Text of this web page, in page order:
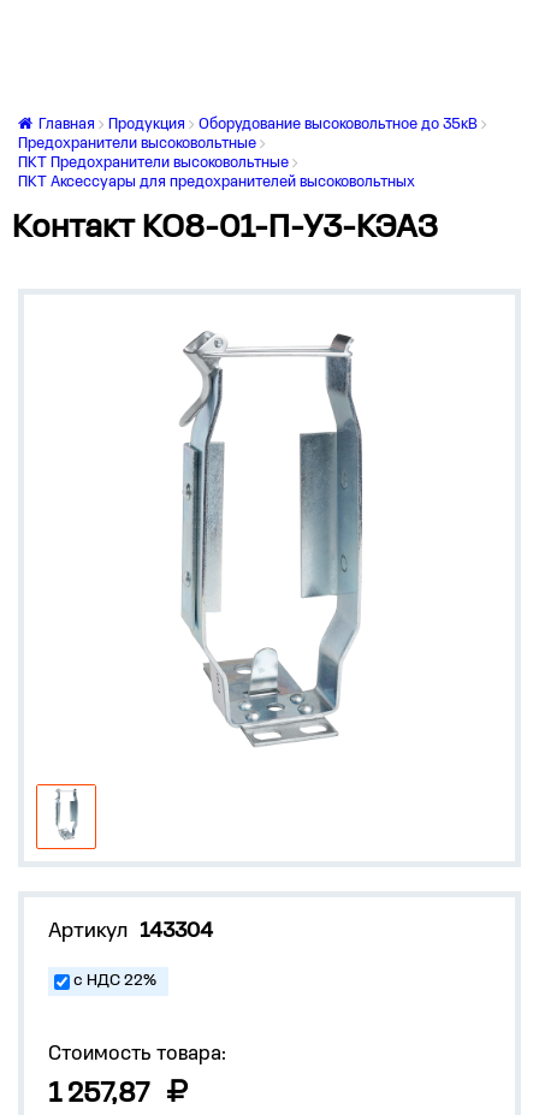
Главная Продукция
Оборудование высоковольтное до 35кВ
Предохранители высоковольтные
ПКТ Предохранители высоковольтные
ПКТ Аксессуары для предохранителей высоковольтных
Контакт КО8-01-П-У3-КЭАЗ
Артикул 143304
с НДС 22%
Стоимость товара:
1 257,87